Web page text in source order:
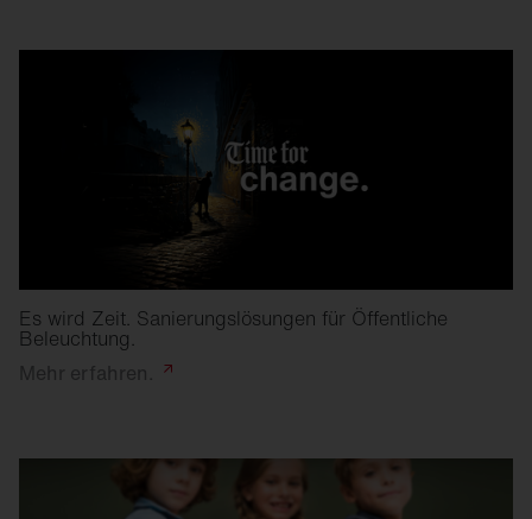
Es wird Zeit. Sanierungslösungen für Öffentliche
Beleuchtung.
Mehr erfahren.